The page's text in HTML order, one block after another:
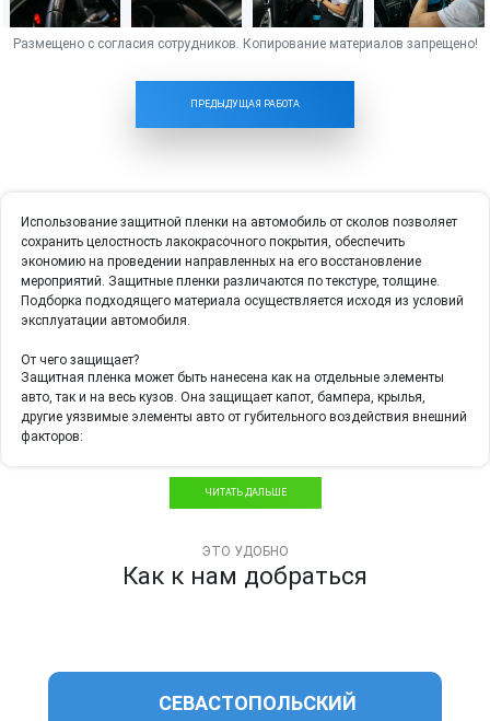
ПРЕДЫДУЩАЯ РАБОТА
Использование защитной пленки на автомобиль от сколов позволяет
сохранить целостность лакокрасочного покрытия, обеспечить
экономию на проведении направленных на его восстановление
мероприятий. Защитные пленки различаются по текстуре, толщине.
Подборка подходящего материала осуществляется исходя из условий
эксплуатации автомобиля.
От чего защищает?
Защитная пленка может быть нанесена как на отдельные элементы
авто, так и на весь кузов. Она защищает капот, бампера, крылья,
другие уязвимые элементы авто от губительного воздействия внешний
факторов:
камней, гравия;
веток кустов и деревьев;
осадков.
Какую защитную пленку выбрать?
Для оклейки защитной пленкой от сколов используется материал
ЧИТАТЬ ДАЛЬШЕ
ЭТО УДОБНО
Как к нам добраться
СЕВАСТОПОЛЬСКИЙ